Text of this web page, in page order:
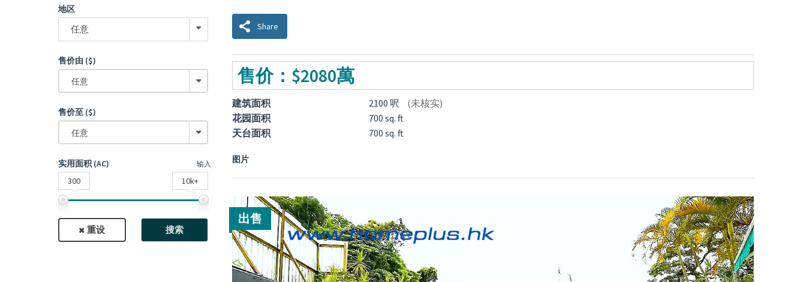
Share
售价：$2080萬
建筑面积 2100 呎
(未核实)
花园面积
700 sq. ft
天台面积
700 sq. ft
图片
出售
地区
任意
售价由 ($)
任意
售价至 ($)
任意
实用面积 (AC) 输入
300 10k+
重设 搜索